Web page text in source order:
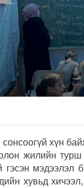
сонсоогүй хүн
жилийн
гэсэн
хувьд